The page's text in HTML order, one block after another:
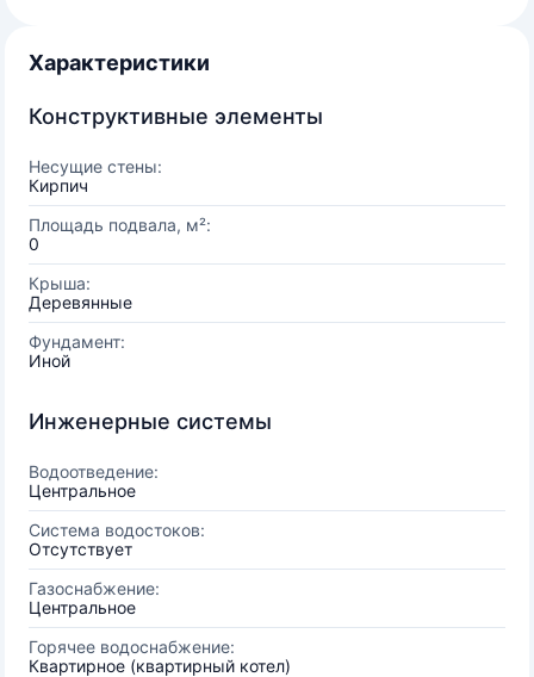
Характеристики
Конструктивные элементы
Несущие стены:
Кирпич
Площадь подвала, м²:
0
Крыша:
Деревянные
Фундамент:
Иной
Инженерные системы
Водоотведение:
Центральное
Система водостоков:
Отсутствует
Газоснабжение:
Центральное
Горячее водоснабжение:
Квартирное (квартирный котел)